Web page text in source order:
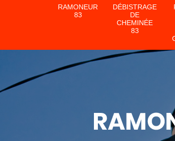
RAMONEUR
83
DÉBISTRAGE
DE
CHEMINÉE
83